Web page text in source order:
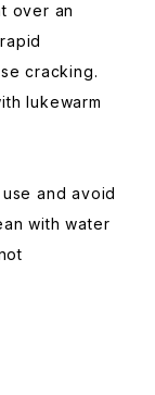
over an
cracking.
lukewarm
and avoid
with water